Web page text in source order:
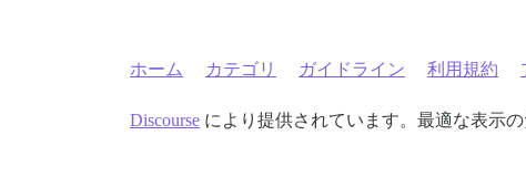
ホーム カテゴリ ガイドライン 利用規約
Discourse により提供されています。最適な表示の